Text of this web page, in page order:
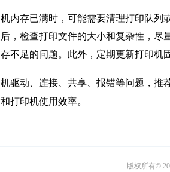
内存已满时，可能需要清理打印队
，检查打印文件的大小和复杂性，
不足的问题。此外，定期更新打印机
驱动、连接、共享、报错等问题，推
打印机使用效率。
版权所有©